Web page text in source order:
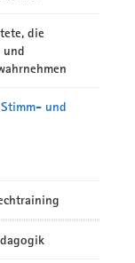
die
und
und